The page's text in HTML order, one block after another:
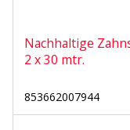
Nachhaltige
2 x 30 mtr.
853662007944